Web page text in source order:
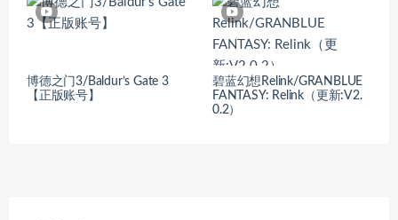
博德之门3/Baldur’s Gate 3
【正版账号】
碧蓝幻想Relink/GRANBLUE
FANTASY: Relink（更新:V2.
0.2）